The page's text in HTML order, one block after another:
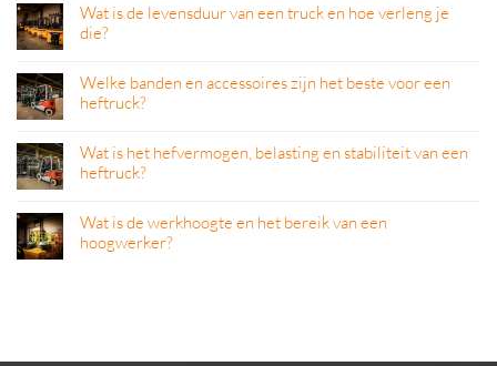
Wat is de levensduur van een truck en hoe verleng je
die?
Welke banden en accessoires zijn het beste voor een
heftruck?
Wat is het hefvermogen, belasting en stabiliteit van een
heftruck?
Wat is de werkhoogte en het bereik van een
hoogwerker?